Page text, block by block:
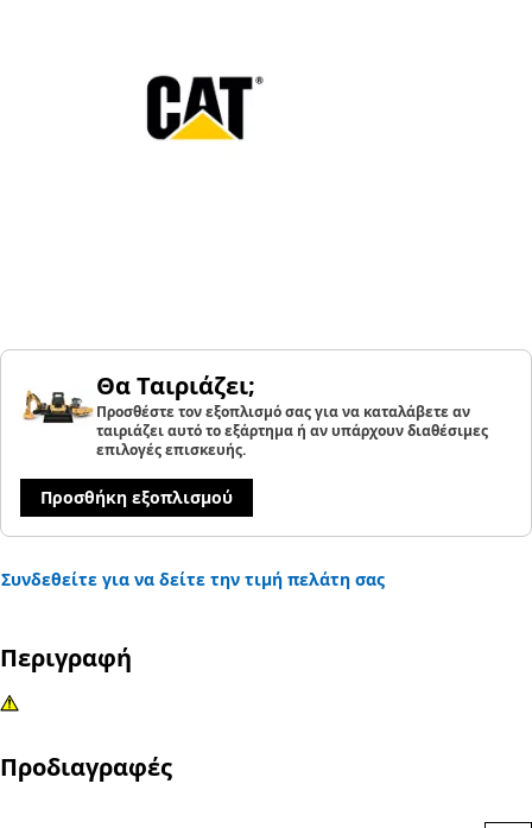
Θα Ταιριάζει;
Προσθέστε τον εξοπλισμό σας για να καταλάβετε αν
ταιριάζει αυτό το εξάρτημα ή αν υπάρχουν διαθέσιμες
επιλογές επισκευής.
Προσθήκη εξοπλισμού
Συνδεθείτε για να δείτε την τιμή πελάτη σας
Περιγραφή
Προδιαγραφές